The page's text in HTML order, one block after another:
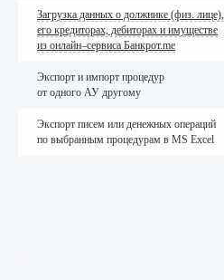
Загрузка данных о должнике (физ. лице),
его кредиторах, дебиторах и имуществе
из онлайн–сервиса Банкрот.me
Экспорт и импорт процедур
от одного АУ другому
Экспорт писем или денежных операций
по выбранным процедурам в MS Excel